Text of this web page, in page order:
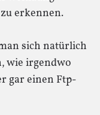
erkennen.
sich natürlich
wie irgendwo
gar einen Ftp-